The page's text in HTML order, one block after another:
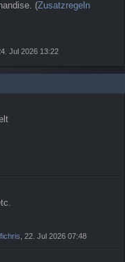
(Zusatzregeln
Jul 2026 13:22
, 22. Jul 2026 07:48